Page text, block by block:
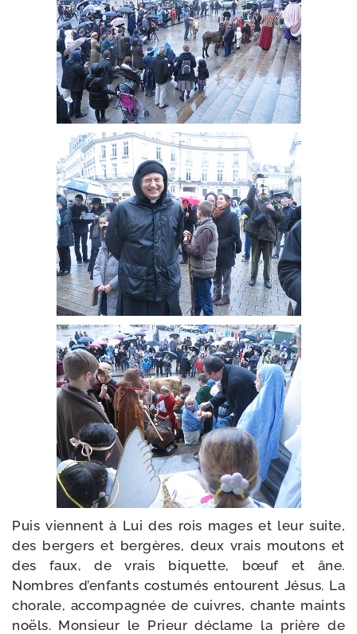
Puis viennent à Lui des rois mages et leur suite,
des ber­gers et ber­gères, deux vrais mou­tons et
des faux, de vrais biquette, bœuf et âne.
Nombres d’enfants cos­tu­més entourent Jésus. La
cho­rale, accom­pa­gnée de cuivres, chante maints
noëls. Monsieur le Prieur déclame la prière de